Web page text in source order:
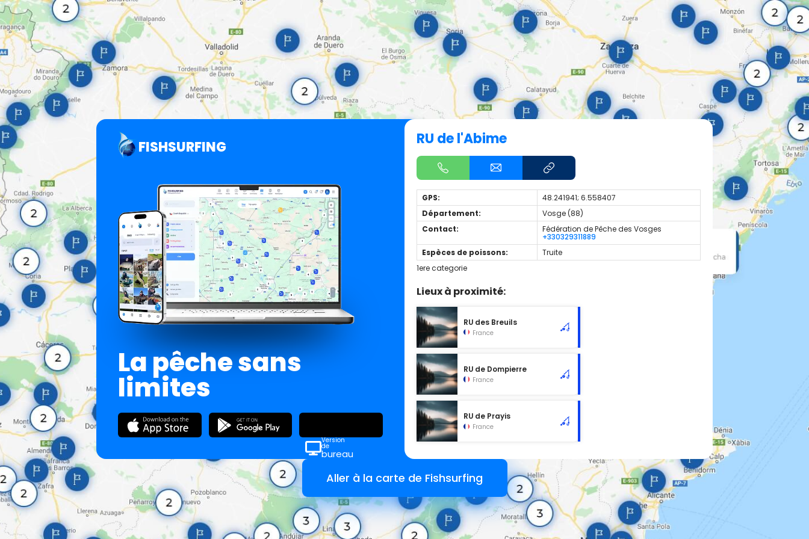
FISHSURFING
La pêche sans
limites
Version
de
bureau
RU de l'Abime
GPS:
48.241941; 6.558407
Département:
Vosge (88)
Contact:
Fédération de Pêche des Vosges
+330329311889
Espèces de poissons:
Truite
1ere categorie
Lieux à proximité:
RU des Breuils
France
RU de Dompierre
France
RU de Prayis
France
Aller à la carte de Fishsurfing